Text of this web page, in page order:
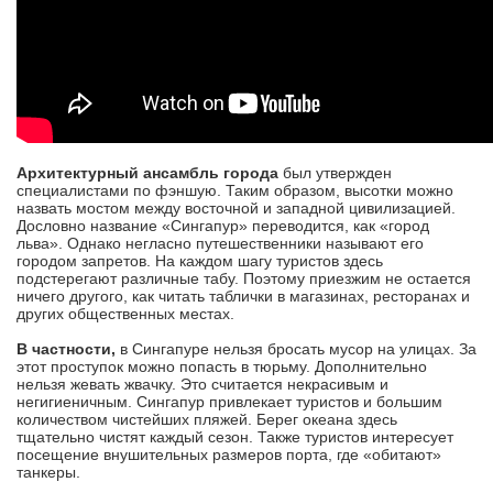
Архитектурный ансамбль города был утвержден
специалистами по фэншую. Таким образом, высотки можно
назвать мостом между восточной и западной цивилизацией.
Дословно название «Сингапур» переводится, как «город
льва». Однако негласно путешественники называют его
городом запретов. На каждом шагу туристов здесь
подстерегают различные табу. Поэтому приезжим не остается
ничего другого, как читать таблички в магазинах, ресторанах и
других общественных местах.
В частности, в Сингапуре нельзя бросать мусор на улицах. За
этот проступок можно попасть в тюрьму. Дополнительно
нельзя жевать жвачку. Это считается некрасивым и
негигиеничным. Сингапур привлекает туристов и большим
количеством чистейших пляжей. Берег океана здесь
тщательно чистят каждый сезон. Также туристов интересует
посещение внушительных размеров порта, где «обитают»
танкеры.